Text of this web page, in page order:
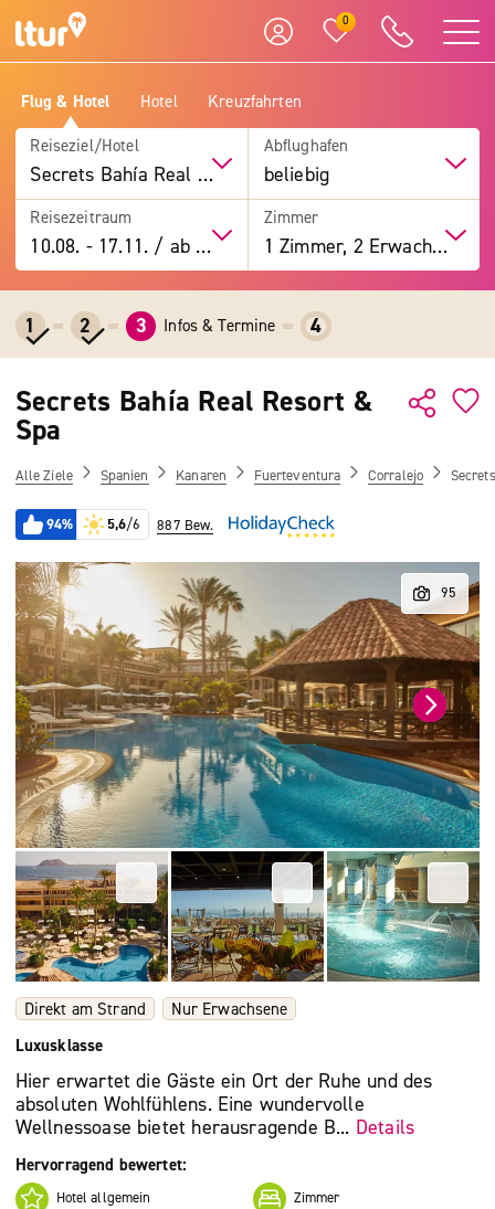
0
Flug & Hotel Hotel Kreuzfahrten
Reiseziel/Hotel
Secrets Bahía Real Resort & Spa
Abflughafen
beliebig
Reisezeitraum
10.08. -17.11. / ab 7 Tage
Zimmer
1 Zimmer, 2 Erwachsene
1 2 3 Infos & Termine 4
Secrets Bahía Real Resort &
Spa
Alle Ziele Spanien Kanaren Fuerteventura Corralejo
94% 5,6/6 887 Bew.
Direkt am Strand
Nur Erwachsene
Luxusklasse
Hier erwartet die Gäste ein Ort der Ruhe und des
absoluten Wohlfühlens. Eine wundervolle
Wellnessoase bietet herausragende B... Details
Hervorragend bewertet:
Hotel allgemein Zimmer